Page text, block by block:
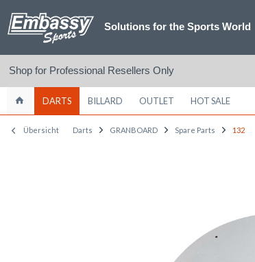
Solutions for the Sports World
Shop for Professional Resellers Only
DARTS BILLARD OUTLET HOT SALE
Übersicht Darts GRANBOARD Spare Parts 132